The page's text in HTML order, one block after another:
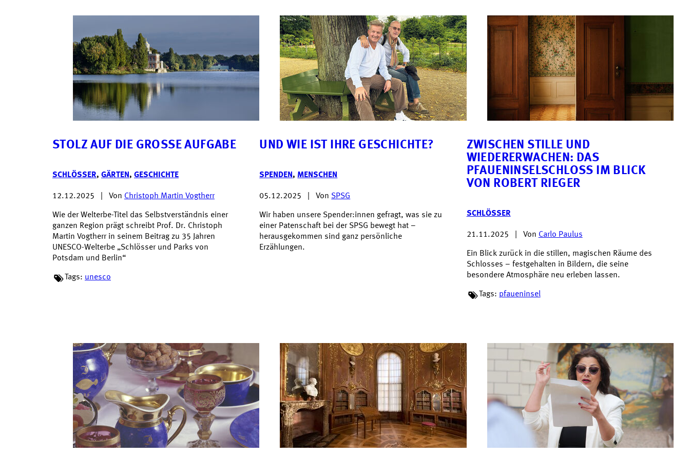
STOLZ AUF DIE GROSSE AUFGABE
SCHLÖSSER, GÄRTEN, GESCHICHTE
12.12.2025 Von Christoph Martin Vogtherr
Wie der Welterbe-Titel das Selbstverständnis einer
ganzen Region prägt schreibt Prof. Dr. Christoph
Martin Vogtherr in seinem Beitrag zu 35 Jahren
UNESCO-Welterbe „Schlösser und Parks von
Potsdam und Berlin“
Tags: unesco
UND WIE IST IHRE GESCHICHTE?
SPENDEN, MENSCHEN
05.12.2025 Von SPSG
Wir haben unsere Spender:innen gefragt, was sie zu
einer Patenschaft bei der SPSG bewegt hat –
herausgekommen sind ganz persönliche
Erzählungen.
ZWISCHEN STILLE UND
WIEDERERWACHEN: DAS
PFAUENINSELSCHLOSS IM BLICK
VON ROBERT RIEGER
SCHLÖSSER
21.11.2025 Von Carlo Paulus
Ein Blick zurück in die stillen, magischen Räume des
Schlosses – festgehalten in Bildern, die seine
besondere Atmosphäre neu erleben lassen.
Tags: pfaueninsel